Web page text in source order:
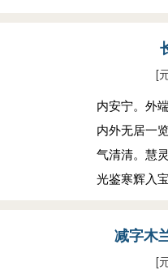
[
内安宁。外端
内外无居一
气清清。慧灵
光鉴寒辉入
减字木
[